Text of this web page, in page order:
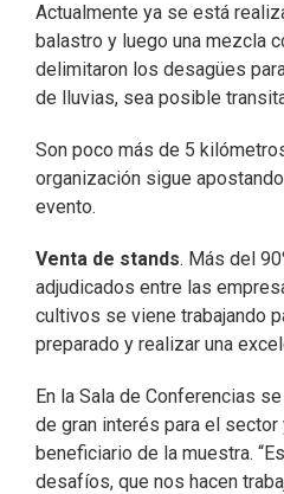
Actualmente ya se está
balastro y luego una mezcla
delimitaron los desagües
de lluvias, sea posible
Son poco más de 5
organización sigue
evento.
Venta de stands. Más del
adjudicados entre las
cultivos se viene trabajando
preparado y realizar una
En la Sala de Conferencias
de gran interés para el
beneficiario de la muestra.
desafíos, que nos hacen